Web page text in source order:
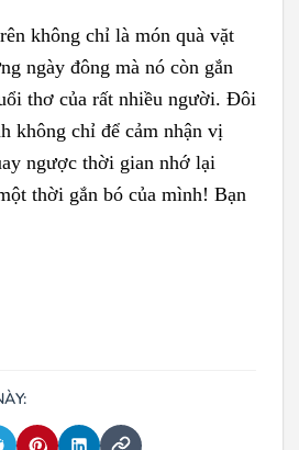
không chỉ là món quà vặt
ngày đông mà nó còn gắn
thơ của rất nhiều người. Đôi
không chỉ để cảm nhận vị
ngược thời gian nhớ lại
thời gắn bó của mình! Bạn